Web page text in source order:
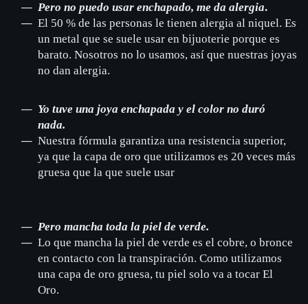
Pero no puedo usar enchapado, me da alergia.
El 50 % de las personas le tienen alergia al niquel. Es
un metal que se suele usar en bijuoterie porque es
barato. Nosotros no lo usamos, así que nuestras joyas
no dan alergia.
Yo tuve una joya enchapada y el color no duró
nada.
Nuestra fórmula garantiza una resistencia superior,
ya que la capa de oro que utilizamos es 20 veces más
gruesa que la que suele usar
Pero mancha toda la piel de verde.
Lo que mancha la piel de verde es el cobre, o bronce
en contacto con la transpiración. Como utilizamos
una capa de oro gruesa, tu piel solo va a tocar El
Oro.